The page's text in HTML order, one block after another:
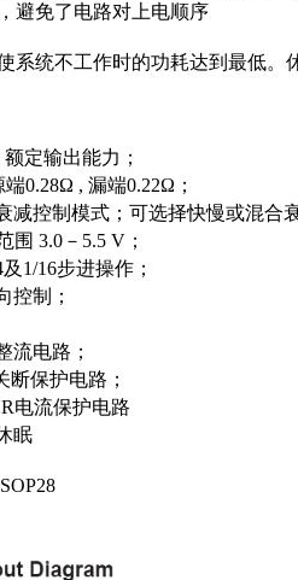
避免了电路对上电顺序
系统不工作时的功耗达到最低
定输出能力；
端0.28Ω , 漏端0.22Ω；
减控制模式；可选择快慢或混合
围 3.0－5.5 V；
1/16步进操作；
控制；
流电路；
断保护电路；
电流保护电路
眠